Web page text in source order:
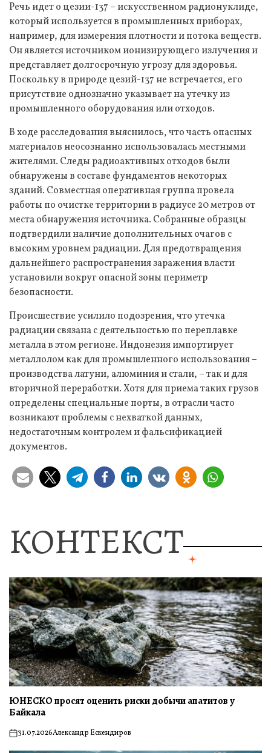
Речь идет о цезии-137 – искусственном радионуклиде,
который используется в промышленных приборах,
например, для измерения плотности и потока веществ.
Он является источником ионизирующего излучения и
представляет долгосрочную угрозу для здоровья.
Поскольку в природе цезий-137 не встречается, его
присутствие однозначно указывает на утечку из
промышленного оборудования или отходов.
В ходе расследования выяснилось, что часть опасных
материалов неосознанно использовалась местными
жителями. Следы радиоактивных отходов были
обнаружены в составе фундаментов некоторых
зданий. Совместная оперативная группа провела
работы по очистке территории в радиусе 20 метров от
места обнаружения источника. Собранные образцы
подтвердили наличие дополнительных очагов с
высоким уровнем радиации. Для предотвращения
дальнейшего распространения заражения власти
установили вокруг опасной зоны периметр
безопасности.
Происшествие усилило подозрения, что утечка
радиации связана с деятельностью по переплавке
металла в этом регионе. Индонезия импортирует
металлолом как для промышленного использования –
производства латуни, алюминия и стали, – так и для
вторичной переработки. Хотя для приема таких грузов
определены специальные порты, в отрасли часто
возникают проблемы с нехваткой данных,
недостаточным контролем и фальсификацией
документов.
КОНТЕКСТ
ЮНЕСКО просят оценить риски добычи апатитов у
Байкала
on31.07.2026Александр Ескендиров